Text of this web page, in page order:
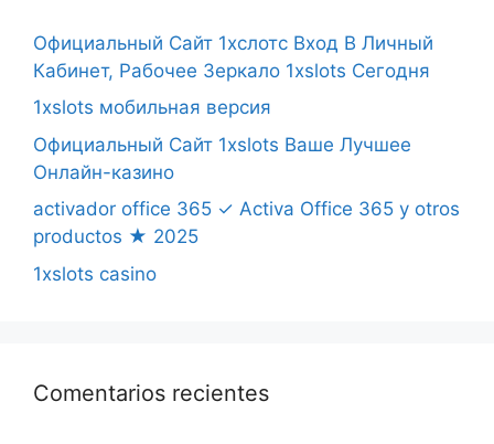
Официальный Сайт 1хслотс Вход В Личный
Кабинет, Рабочее Зеркало 1xslots Сегодня
1xslots мобильная версия
Официальный Сайт 1xslots Ваше Лучшее
Онлайн-казино
activador office 365 ✓ Activa Office 365 y otros
productos ★ 2025
1xslots casino
Comentarios recientes